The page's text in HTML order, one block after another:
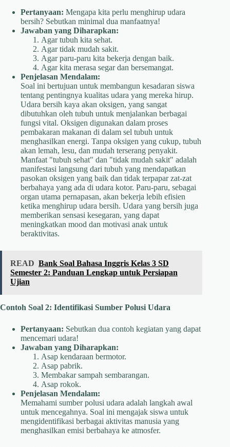
Pertanyaan: Mengapa kita perlu menghirup udara
bersih? Sebutkan minimal dua manfaatnya!
Jawaban yang Diharapkan:
Agar tubuh kita sehat.
Agar tidak mudah sakit.
Agar paru-paru kita bekerja dengan baik.
Agar kita merasa segar dan bersemangat.
Penjelasan Mendalam:
Soal ini bertujuan untuk membangun kesadaran siswa
tentang pentingnya kualitas udara yang mereka hirup.
Udara bersih kaya akan oksigen, yang sangat
dibutuhkan oleh tubuh untuk menjalankan berbagai
fungsi vital. Oksigen digunakan dalam proses
pembakaran makanan di dalam sel tubuh untuk
menghasilkan energi. Tanpa oksigen yang cukup, tubuh
akan lemah, lesu, dan mudah terserang penyakit.
Manfaat "tubuh sehat" dan "tidak mudah sakit" adalah
manifestasi langsung dari tubuh yang mendapatkan
pasokan oksigen yang baik dan tidak terpapar zat-zat
berbahaya yang ada di udara kotor. Paru-paru, sebagai
organ utama pernapasan, akan bekerja lebih efisien
ketika menghirup udara bersih. Udara yang bersih juga
memberikan sensasi kesegaran, yang dapat
meningkatkan mood dan motivasi anak untuk
beraktivitas.
READ Bank Soal Bahasa Inggris Kelas 3 SD
Semester 2: Panduan Lengkap untuk Persiapan
Ujian
Contoh Soal 2: Identifikasi Sumber Polusi Udara
Pertanyaan: Sebutkan dua contoh kegiatan yang dapat
mencemari udara!
Jawaban yang Diharapkan:
Asap kendaraan bermotor.
Asap pabrik.
Membakar sampah sembarangan.
Asap rokok.
Penjelasan Mendalam:
Memahami sumber polusi udara adalah langkah awal
untuk mencegahnya. Soal ini mengajak siswa untuk
mengidentifikasi berbagai aktivitas manusia yang
menghasilkan emisi berbahaya ke atmosfer.